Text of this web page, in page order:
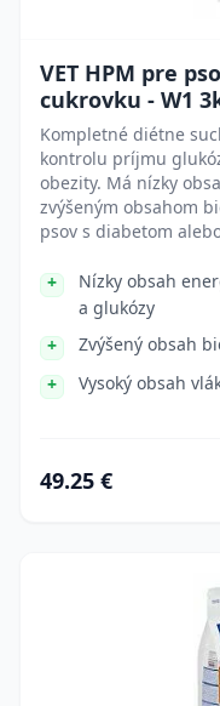
VET HPM pre
cukrovku - W1
Kompletné diétne
kontrolu príjmu
obezity. Má nízky
zvýšeným obsahom
psov s diabetom
Nízky obsah
a glukózy
Zvýšený obsah
Vysoký obsah
49.25 €